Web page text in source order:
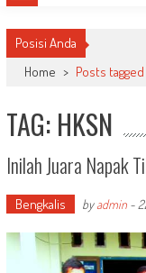
Posisi Anda
Home > Posts
TAG: HKSN
Inilah Juara Napak
Bengkalis byadmin-